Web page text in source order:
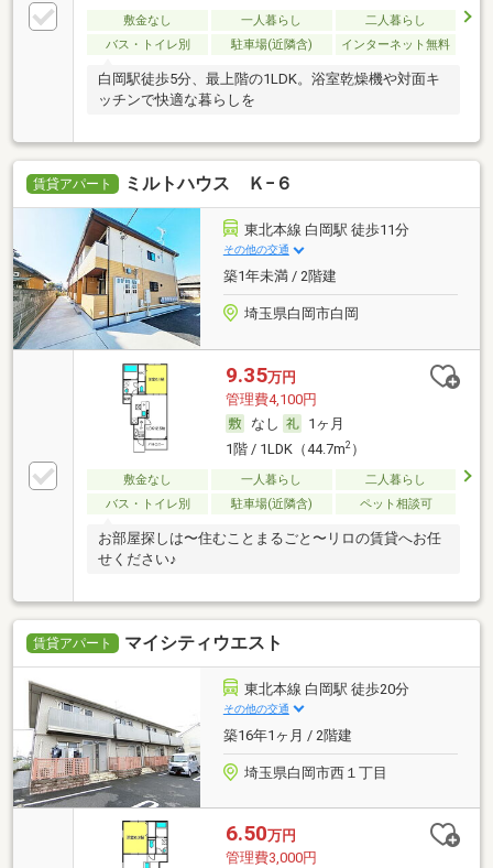
敷金なし 一人暮らし
二人暮らし
バス・トイレ別
駐車場(近隣含) インターネット無料
白岡駅徒歩5分、最上階の1LDK。浴室乾燥機や対面キ
ッチンで快適な暮らしを
賃貸アパート ミルトハウス Ｋ−６
東北本線 白岡駅 徒歩11分
その他の交通
築1年未満 / 2階建
埼玉県白岡市白岡
9.35万円
管理費4,100円
なし
1ヶ月
1階 / 1LDK（44.7m2）
敷金なし 一人暮らし
二人暮らし
バス・トイレ別
駐車場(近隣含) ペット相談可
お部屋探しは〜住むことまるごと〜リロの賃貸へお任
せください♪
賃貸アパート マイシティウエスト
東北本線 白岡駅 徒歩20分
その他の交通
築16年1ヶ月 / 2階建
埼玉県白岡市西１丁目
6.50万円
管理費3,000円